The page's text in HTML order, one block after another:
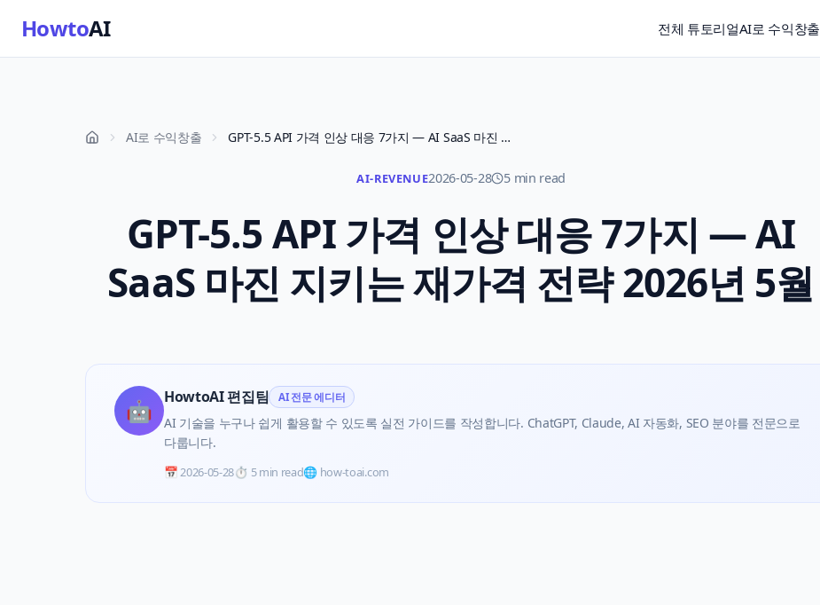
HowtoAI 전체 튜토리얼AI로 수익창출
AI로 수익창출 GPT-5.5 API 가격 인상 대응 7가지 — AI SaaS 마진 지키는 재가격 전략 2026년 5월
AI-REVENUE2026-05-28 5 min read
GPT-5.5 API 가격 인상 대응 7가지 — AI
SaaS 마진 지키는 재가격 전략 2026년 5월
🤖 HowtoAI 편집팀 AI 전문 에디터
AI 기술을 누구나 쉽게 활용할 수 있도록 실전 가이드를 작성합니다. ChatGPT, Claude, AI 자동화, SEO 분야를 전문으로
다룹니다.
📅2026-05-28⏱️ 5 min read🌐 how-toai.com